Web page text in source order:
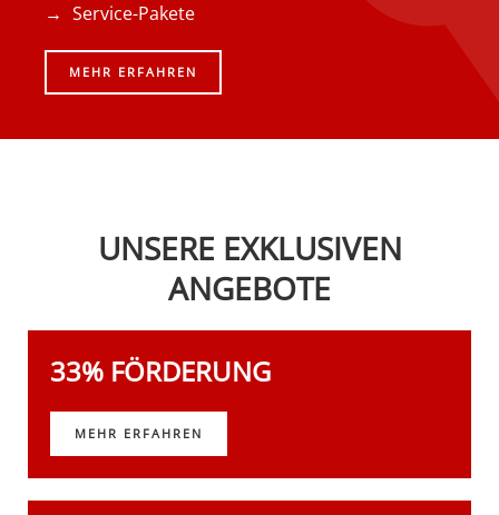
Service-Pakete
MEHR ERFAHREN
UNSERE EXKLUSIVEN
ANGEBOTE
33% FÖRDERUNG
MEHR ERFAHREN